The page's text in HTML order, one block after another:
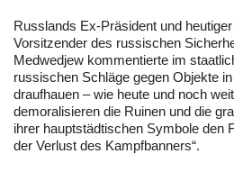
Russlands Ex-Präsident und
Vorsitzender des russischen
Medwedjew kommentierte im
russischen Schläge gegen Objekte
draufhauen – wie heute und noch
demoralisieren die Ruinen und die
ihrer hauptstädtischen Symbole den
der Verlust des Kampfbanners“.